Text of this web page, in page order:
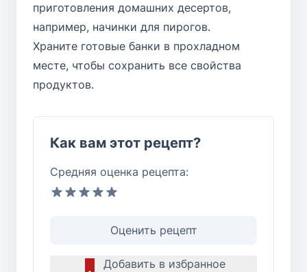
приготовления домашних десертов,
например, начинки для пирогов.
Храните готовые банки в прохладном
месте, чтобы сохранить все свойства
продуктов.
Как вам этот рецепт?
Средняя оценка рецепта:
Оценить рецепт
Добавить в избранное